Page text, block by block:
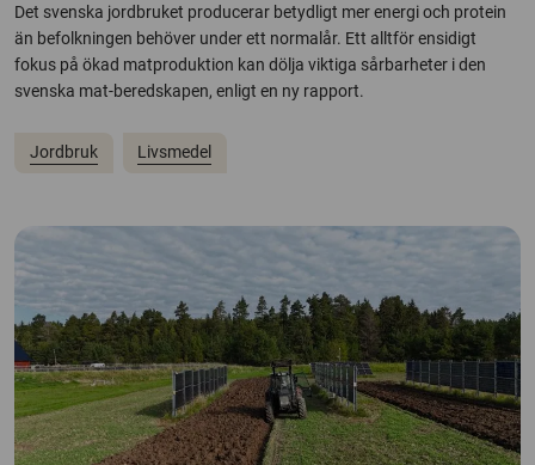
Det svenska jordbruket producerar betydligt mer energi och protein
än befolkningen behöver under ett normalår. Ett alltför ensidigt
fokus på ökad matproduktion kan dölja viktiga sårbarheter i den
svenska mat-beredskapen, enligt en ny rapport.
Jordbruk Livsmedel